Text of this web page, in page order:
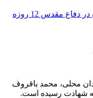
مقدس 12 روزه
محلی، محمد باقروف